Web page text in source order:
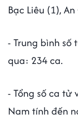
Bạc Liêu (1),
- Trung bình
qua: 234 ca.
- Tổng số ca tử
Nam tính đến